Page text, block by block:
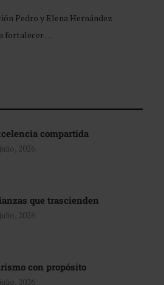
Pedro y Elena Hernández
fortalecer …
compartida
2026
que trascienden
2026
con propósito
2026